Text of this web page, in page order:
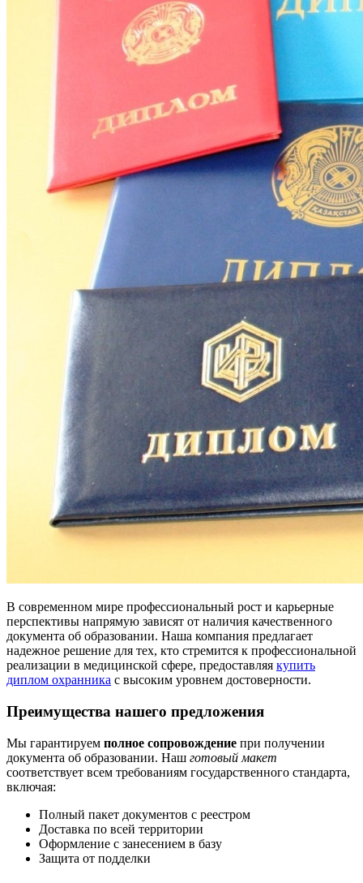
В современном мире профессиональный рост и карьерные
перспективы напрямую зависят от наличия качественного
документа об образовании. Наша компания предлагает
надежное решение для тех, кто стремится к профессиональной
реализации в медицинской сфере, предоставляя купить
диплом охранника с высоким уровнем достоверности.
Преимущества нашего предложения
Мы гарантируем полное сопровождение при получении
документа об образовании. Наш готовый макет
соответствует всем требованиям государственного стандарта,
включая:
Полный пакет документов с реестром
Доставка по всей территории
Оформление с занесением в базу
Защита от подделки